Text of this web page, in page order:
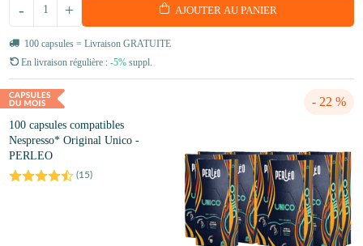
+
- AJOUTER AU PANIER
100 capsules = Livraison GRATUITE
En livraison régulière : -5% suppl.
- 22 %
100 capsules compatibles
Nespresso* Original Unico -
PERLEO
(15)